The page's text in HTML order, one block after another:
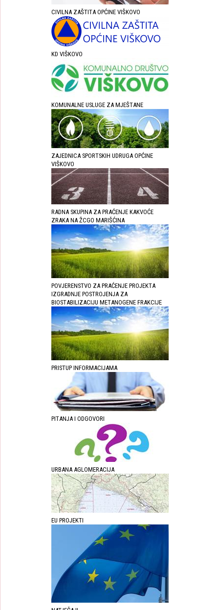
CIVILNA ZAŠTITA OPĆINE VIŠKOVO
KD VIŠKOVO
KOMUNALNE USLUGE ZA MJEŠTANE
ZAJEDNICA SPORTSKIH UDRUGA OPĆINE
VIŠKOVO
RADNA SKUPINA ZA PRAĆENJE KAKVOĆE
ZRAKA NA ŽCGO MARIŠĆINA
POVJERENSTVO ZA PRAĆENJE PROJEKTA
IZGRADNJE POSTROJENJA ZA
BIOSTABILIZACIJU METANOGENE FRAKCIJE
PRISTUP INFORMACIJAMA
PITANJA I ODGOVORI
URBANA AGLOMERACIJA
EU PROJEKTI